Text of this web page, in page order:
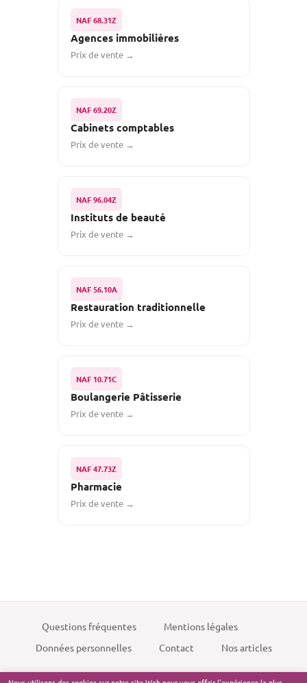
NAF 68.31Z
Agences immobilières
Prix de vente →
NAF 69.20Z
Cabinets comptables
Prix de vente →
NAF 96.04Z
Instituts de beauté
Prix de vente →
NAF 56.10A
Restauration traditionnelle
Prix de vente →
NAF 10.71C
Boulangerie Pâtisserie
Prix de vente →
NAF 47.73Z
Pharmacie
Prix de vente →
Questions fréquentes
Mentions légales
Données personnelles
Contact Nos articles